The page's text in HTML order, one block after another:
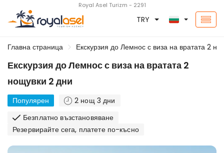
Royal Asel Turizm - 2291
TRY
Главна страница Екскурзия до Лемнос с виза на вратата 2
Екскурзия до Лемнос с виза на вратата 2
нощувки 2 дни
Популярен
2 нощ 3 дни
Безплатно възстановяване
Резервирайте сега, платете по-късно